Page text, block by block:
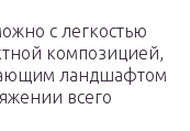
с легкостью
композицией,
ландшафтом
всего